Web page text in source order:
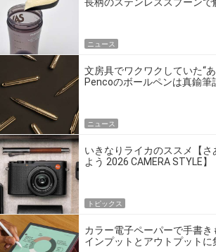
ニュース
文房具でワクワクしていた“あ
Pencoのボールペンは真鍮筆
ニュース
いきなりライカのススメ【
よう 2026 CAMERA STYLE】
トピックス
カラー電子ペーパーで手書
インプットとアウトプットに